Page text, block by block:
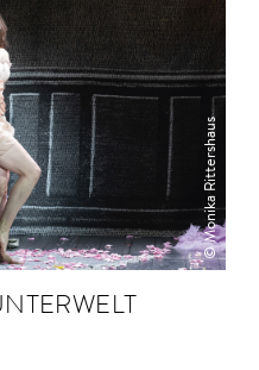
© Monika Rittershaus